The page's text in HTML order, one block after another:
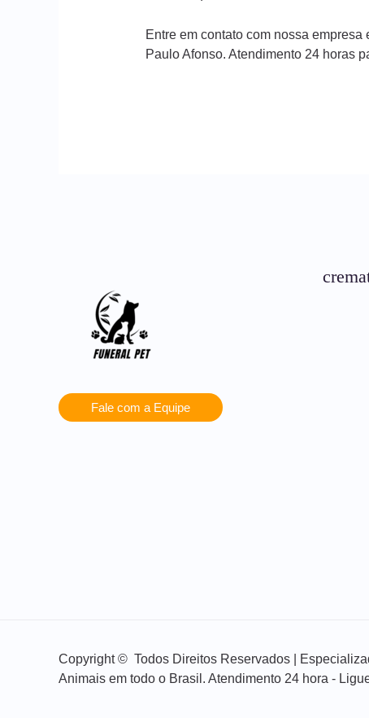
Entre em contato com nossa
Paulo Afonso. Atendimento 24 horas
Fale com a Equipe
Copyright © Todos Direitos Reservados |
Animais em todo o Brasil. Atendimento 24 hora -